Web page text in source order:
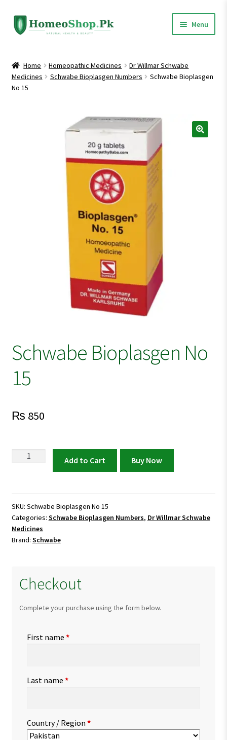
Skip
to
Skip
to
Menu
Shop All
menu
Home Homeopathic Medicines
Dr Willmar Schwabe
Medicines
Schwabe Bioplasgen Numbers
Schwabe Bioplasgen
No 15
Schwabe Bioplasgen No
15
₨ 850
Schwabe
quantity
Add to Cart Buy Now
SKU: Schwabe Bioplasgen No 15
Categories: Schwabe Bioplasgen Numbers, Dr Willmar Schwabe
Medicines
Brand: Schwabe
Checkout
Complete your purchase using the form below.
First name *
Last name *
Country / Region *